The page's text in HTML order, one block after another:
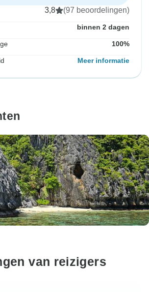
3,8 (97 beoordelingen)
binnen 2 dagen
100%
Meer informatie
van reizigers